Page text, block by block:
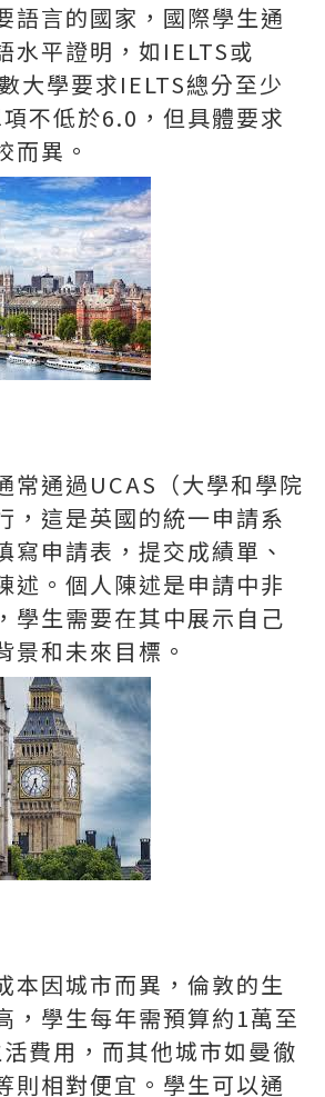
語言的國家，國際學生通
水平證明，如IELTS或
大學要求IELTS總分至少
不低於6.0，但具體要求
而異。
常通過UCAS（大學和學院
，這是英國的統一申請系
寫申請表，提交成績單、
述。個人陳述是申請中非
學生需要在其中展示自己
景和未來目標。
本因城市而異，倫敦的生
，學生每年需預算約1萬至
費用，而其他城市如曼徹
則相對便宜。學生可以通